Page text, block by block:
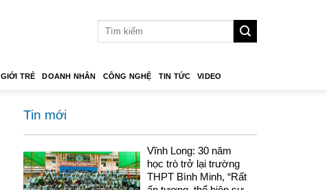
GIỚI TRẺ DOANH NHÂN CÔNG NGHỆ TIN TỨC VIDEO
Tin mới
Vĩnh Long: 30 năm
học trò trở lại trường
THPT Bình Minh, “Rất